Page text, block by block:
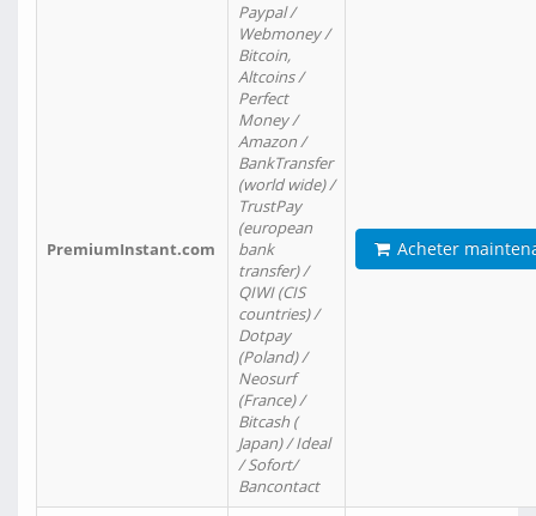
PremiumInstant.com
Paypal /
Webmoney /
Bitcoin,
Altcoins /
Perfect
Money /
Amazon /
BankTransfer
(world wide) /
TrustPay
(european
bank
transfer) /
QIWI (CIS
countries) /
Dotpay
(Poland) /
Neosurf
(France) /
Bitcash (
Japan) / Ideal
/ Sofort/
Bancontact
Acheter